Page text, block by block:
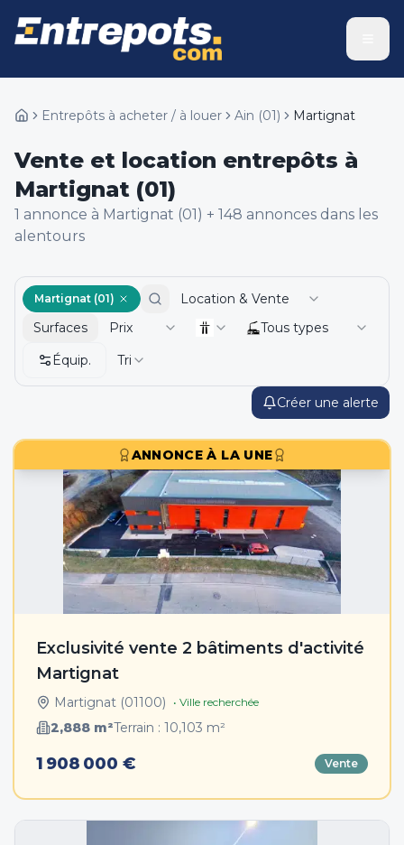
Entrepôts à acheter / à louer Ain (01) Martignat
Vente et location entrepôts à
Martignat (01)
1 annonce à Martignat (01) + 148 annonces dans les
alentours
Créer une alerte
Martignat (01)
Location & Vente
Surfaces
Prix
Tous types
Équip.
Tri
ANNONCE À LA UNE
Exclusivité vente 2 bâtiments d'activité
Martignat
Martignat (01100) • Ville recherchée
2,888 m²Terrain : 10,103 m²
1 908 000 € Vente